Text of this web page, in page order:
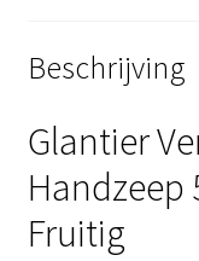
Beschrijving
Glantier
Handzeep
Fruitig